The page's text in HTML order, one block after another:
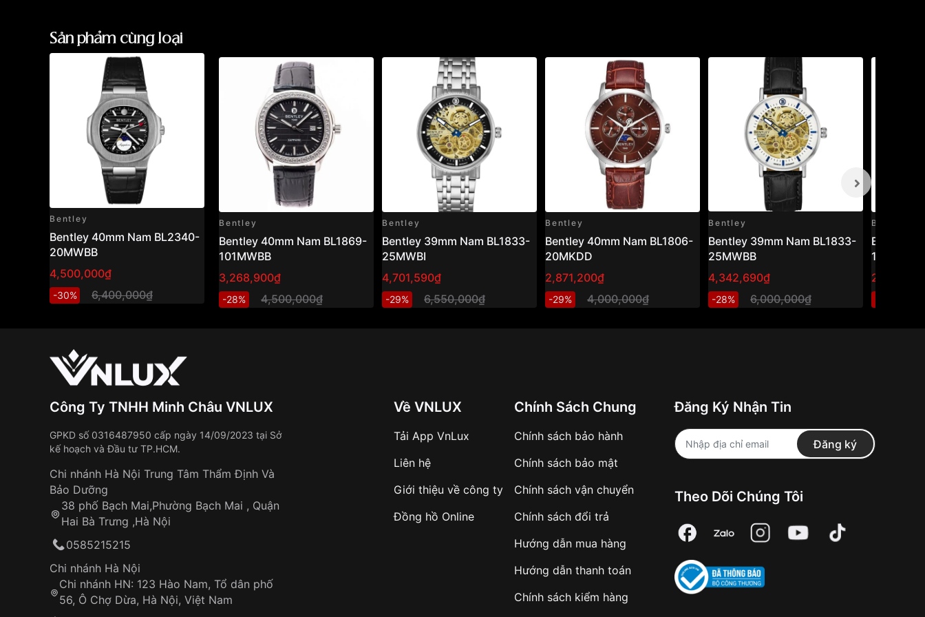
Sản phẩm cùng loại
Bentley
Bentley 40mm Nam BL2340-
20MWBB
4,500,000₫
-30% 6,400,000₫
Bentley
Bentley 40mm Nam BL1869-
101MWBB
3,268,900₫
-28% 4,500,000₫
Bentley
Bentley 39mm Nam BL1833-
25MWBI
4,701,590₫
-29% 6,550,000₫
Bentley
Bentley 40mm Nam BL1806-
20MKDD
2,871,200₫
-29% 4,000,000₫
Bentley
Bentley 39mm Nam BL1833-
25MWBB
4,342,690₫
-28% 6,000,000₫
Bentley
Bentley
10MTBI
Công Ty TNHH Minh Châu VNLUX
GPKD số 0316487950 cấp ngày 14/09/2023 tại Sở
kế hoạch và Đầu tư TP.HCM.
Chi nhánh Hà Nội Trung Tâm Thẩm Định Và
Bảo Dưỡng
38 phố Bạch Mai,Phường Bạch Mai , Quận
Hai Bà Trưng ,Hà Nội
0585215215
Chi nhánh Hà Nội
Chi nhánh HN: 123 Hào Nam, Tổ dân phố
56, Ô Chợ Dừa, Hà Nội, Việt Nam
Về VNLUX
Tải App VnLux
Liên hệ
Giới thiệu về công ty
Đồng hồ Online
Chính Sách Chung
Chính sách bảo hành
Chính sách bảo mật
Chính sách vận chuyển
Chính sách đổi trả
Hướng dẫn mua hàng
Hướng dẫn thanh toán
Chính sách kiểm hàng
Đăng Ký Nhận Tin
Đăng ký
Theo Dõi Chúng Tôi